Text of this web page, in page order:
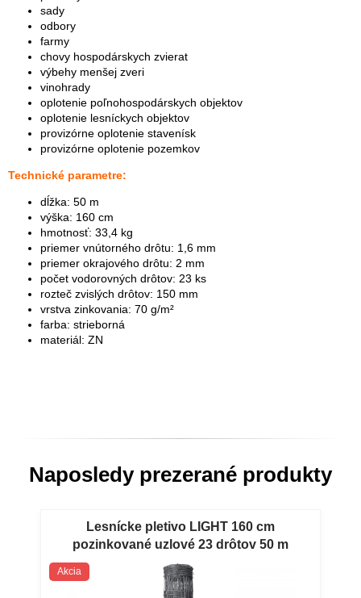
sady
odbory
farmy
chovy hospodárskych zvierat
výbehy menšej zveri
vinohrady
oplotenie poľnohospodárskych objektov
oplotenie lesníckych objektov
provizórne oplotenie stavenísk
provizórne oplotenie pozemkov
Technické parametre:
dĺžka: 50 m
výška: 160 cm
hmotnosť: 33,4 kg
priemer vnútorného drôtu: 1,6 mm
priemer okrajového drôtu: 2 mm
počet vodorovných drôtov: 23 ks
rozteč zvislých drôtov: 150 mm
vrstva zinkovania: 70 g/m²
farba: strieborná
materiál: ZN
Naposledy prezerané produkty
Lesnícke pletivo LIGHT 160 cm
pozinkované uzlové 23 drôtov 50 m
Lesnícke pletivo LIGHT 160 cm
pozinkované uzlové 23 drôtov 50 m
Akcia